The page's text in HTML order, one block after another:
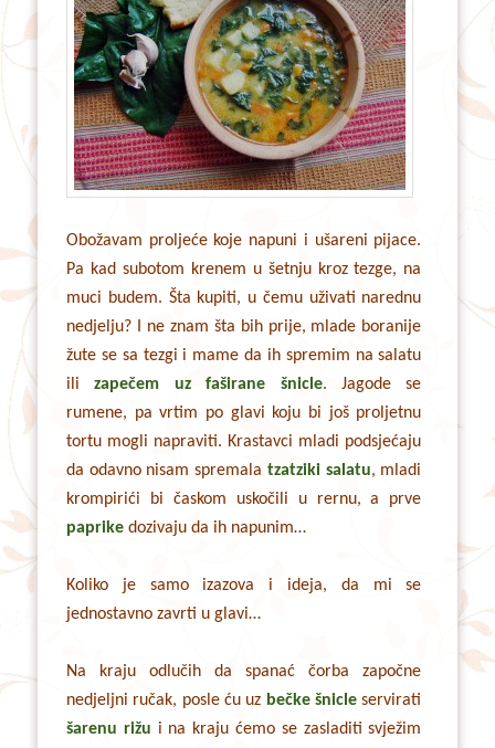
Obožavam proljeće koje napuni i ušareni pijace.
Pa kad subotom krenem u šetnju kroz tezge, na
muci budem. Šta kupiti, u čemu uživati narednu
nedjelju? I ne znam šta bih prije, mlade boranije
žute se sa tezgi i mame da ih spremim na salatu
ilizapečem uz faširane šnicle. Jagode se
rumene, pa vrtim po glavi koju bi još proljetnu
tortu mogli napraviti. Krastavci mladi podsjećaju
da odavno nisam spremala tzatziki salatu, mladi
krompirići bi časkom uskočili u rernu, a prve
paprike dozivaju da ih napunim…
Koliko je samo izazova i ideja, da mi se
jednostavno zavrti u glavi…
Na kraju odlučih da spanać čorba započne
nedjeljni ručak, posle ću uz bečke šnicleservirati
šarenu rižu i na kraju ćemo se zasladiti svježim